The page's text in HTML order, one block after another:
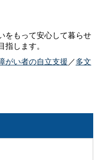
をもって安心して暮らせ
します。
がい者の自立支援／多文